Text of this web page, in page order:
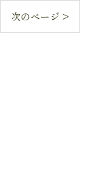
次のページ >